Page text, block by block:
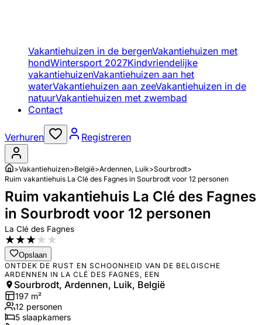
Vakantiehuizen in de bergenVakantiehuizen met
hondWintersport 2027Kindvriendelijke
vakantiehuizenVakantiehuizen aan het
waterVakantiehuizen aan zeeVakantiehuizen in de
natuurVakantiehuizen met zwembad
Contact
Verhuren Registreren
>Vakantiehuizen>België>Ardennen, Luik>Sourbrodt>
Ruim vakantiehuis La Clé des Fagnes in Sourbrodt voor 12 personen
Ruim vakantiehuis La Clé des Fagnes
in Sourbrodt voor 12 personen
La Clé des Fagnes
★★★★★
Opslaan
ONTDEK DE RUST EN SCHOONHEID VAN DE BELGISCHE
ARDENNEN IN LA CLÉ DES FAGNES, EEN
Sourbrodt, Ardennen, Luik, België
197 m²
12 personen
5 slaapkamers